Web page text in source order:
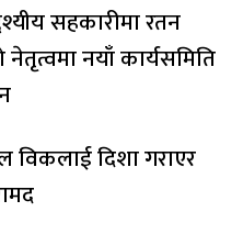
सहकारीमा रतन
नयाँ कार्यसमिति
विकलाई दिशा गराएर